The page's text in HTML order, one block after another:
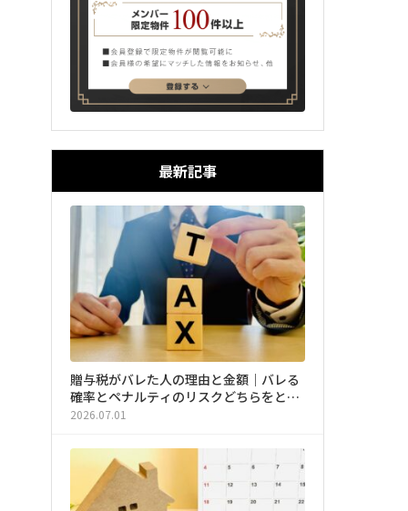
最新記事
贈与税がバレた人の理由と金額｜バレる
確率とペナルティのリスクどちらをとる
か
2026.07.01